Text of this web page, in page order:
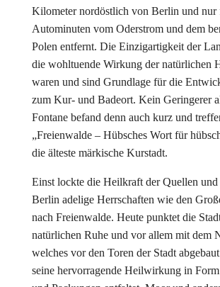
Kilometer nordöstlich von Berlin und nur
Autominuten vom Oderstrom und dem
Polen entfernt. Die Einzigartigkeit der
die wohltuende Wirkung der natürlichen
waren und sind Grundlage für die
zum Kur- und Badeort. Kein Geringerer
Fontane befand denn auch kurz und
„Freienwalde – Hübsches Wort für
die älteste märkische Kurstadt.
Einst lockte die Heilkraft der Quellen und
Berlin adelige Herrschaften wie den
nach Freienwalde. Heute punktet die
natürlichen Ruhe und vor allem mit dem
welches vor den Toren der Stadt
seine hervorragende Heilwirkung in